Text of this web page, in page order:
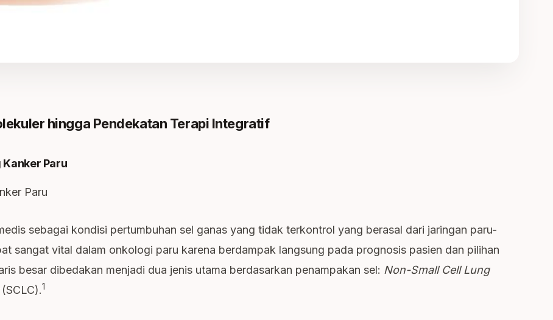
hingga Pendekatan Terapi Integratif
Paru
Paru
sebagai kondisi pertumbuhan sel ganas yang tidak terkontrol yang berasal dari jaringan paru-
sangat vital dalam onkologi paru karena berdampak langsung pada prognosis pasien dan pilihan
besar dibedakan menjadi dua jenis utama berdasarkan penampakan sel: Non-Small Cell Lung
1